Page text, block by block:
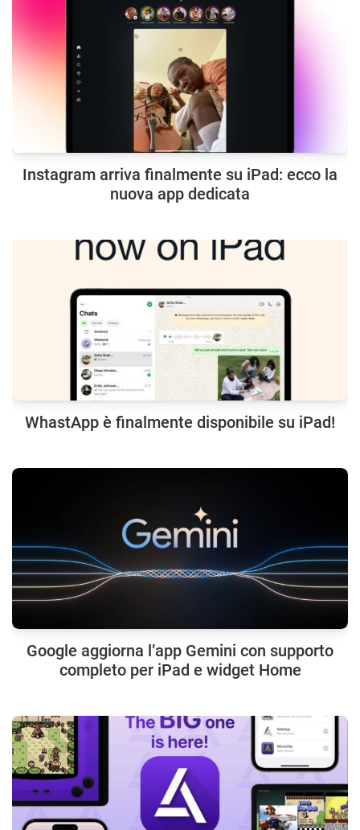
Instagram arriva finalmente su iPad: ecco la
nuova app dedicata
WhastApp è finalmente disponibile su iPad!
Google aggiorna l’app Gemini con supporto
completo per iPad e widget Home